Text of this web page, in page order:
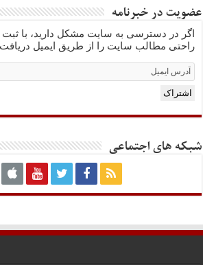
عضویت در خبرنامه
اگر در دسترسی به سایت مشکل دارید، با ثبت
راحتی مطالب سایت را از طریق ایمیل دریافت
Email
Subscription
اشتراک
شبکه های اجتماعی